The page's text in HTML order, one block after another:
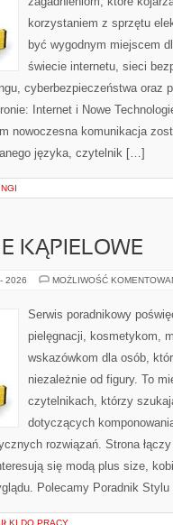
korzystaniem z sprzętu
być wygodnym miejscem
świecie internetu, sieci
cyberbezpieczeństwa oraz
Internet i Nowe
nowoczesna komunikacja
języka, czytelnik […]
KĄPIELOWE
2026 MOŻLIWOŚĆ
Serwis poradnikowy
pielęgnacji, kosmetykom,
wskazówkom dla osób,
niezależnie od figury. To
czytelnikach, którzy
dotyczących
rozwiązań. Strona
się modą plus size,
Polecamy Poradnik
DO PRACY